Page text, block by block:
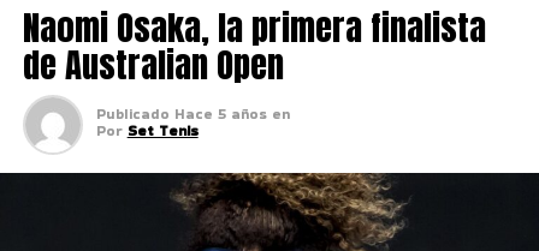
Naomi Osaka, la primera finalista
de Australian Open
Publicado Hace 5 años en
Por Set Tenis